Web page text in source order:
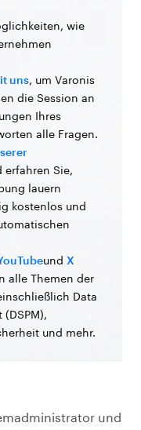
wie
uns, um Varonis
die Session an
Ihres
alle Fragen.
erfahren Sie,
lauern
kostenlos und
und X
alle Themen der
Data
und mehr.
und